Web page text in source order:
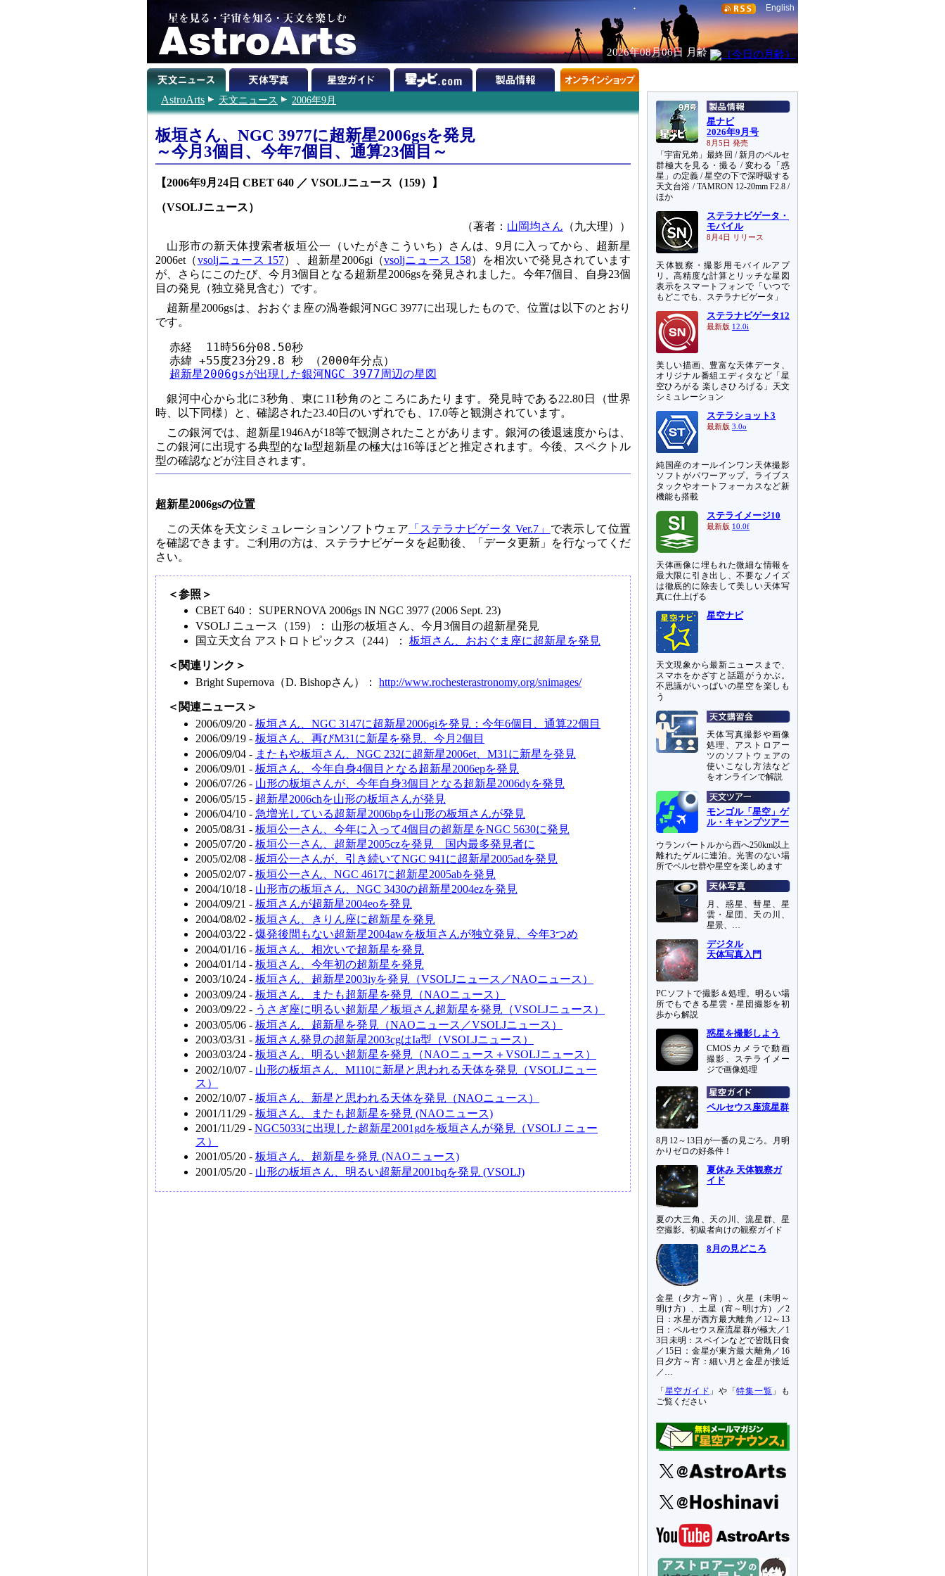
English
2026年08月06日 月齢
AstroArts 天文ニュース 2006年9月
板垣さん、NGC 3977に超新星2006gsを発見
～今月3個目、今年7個目、通算23個目～
【2006年9月24日 CBET 640 ／ VSOLJニュース（159）】
（VSOLJニュース）
（著者： 山岡均さん （九大理））
山形市の新天体捜索者板垣公一（いたがきこういち）さんは、9月に入ってから、超新星
2006et（vsoljニュース 157）、超新星2006gi（vsoljニュース 158）を相次いで発見されています
が、さらにこのたび、今月3個目となる超新星2006gsを発見されました。今年7個目、自身23個
目の発見（独立発見含む）です。
超新星2006gsは、おおぐま座の渦巻銀河NGC 3977に出現したもので、位置は以下のとおり
です。
  赤経  11時56分08.50秒
  赤緯 +55度23分29.8 秒 （2000年分点）
超新星2006gsが出現した銀河NGC 3977周辺の星図
銀河中心から北に3秒角、東に11秒角のところにあたります。発見時である22.80日（世界
時、以下同様）と、確認された23.40日のいずれでも、17.0等と観測されています。
この銀河では、超新星1946Aが18等で観測されたことがあります。銀河の後退速度からは、
この銀河に出現する典型的なIa型超新星の極大は16等ほどと推定されます。今後、スペクトル
型の確認などが注目されます。
超新星2006gsの位置
この天体を天文シミュレーションソフトウェア 「ステラナビゲータ Ver.7」 で表示して位置
を確認できます。ご利用の方は、ステラナビゲータを起動後、「データ更新」を行なってくだ
さい。
＜参照＞
CBET 640： SUPERNOVA 2006gs IN NGC 3977 (2006 Sept. 23)
VSOLJ ニュース（159）： 山形の板垣さん、今月3個目の超新星発見
国立天文台 アストロトピックス（244）： 板垣さん、おおぐま座に超新星を発見
＜関連リンク＞
Bright Supernova（D. Bishopさん）： http://www.rochesterastronomy.org/snimages/
＜関連ニュース＞
2006/09/20 - 板垣さん、NGC 3147に超新星2006giを発見：今年6個目、通算22個目
2006/09/19 - 板垣さん、再びM31に新星を発見、今月2個目
2006/09/04 - またもや板垣さん、NGC 232に超新星2006et、M31に新星を発見
2006/09/01 - 板垣さん、今年自身4個目となる超新星2006epを発見
2006/07/26 - 山形の板垣さんが、今年自身3個目となる超新星2006dyを発見
2006/05/15 - 超新星2006chを山形の板垣さんが発見
2006/04/10 - 急増光している超新星2006bpを山形の板垣さんが発見
2005/08/31 - 板垣公一さん、今年に入って4個目の超新星をNGC 5630に発見
2005/07/20 - 板垣公一さん、超新星2005czを発見 国内最多発見者に
2005/02/08 - 板垣公一さんが、引き続いてNGC 941に超新星2005adを発見
2005/02/07 - 板垣公一さん、NGC 4617に超新星2005abを発見
2004/10/18 - 山形市の板垣さん、NGC 3430の超新星2004ezを発見
2004/09/21 - 板垣さんが超新星2004eoを発見
2004/08/02 - 板垣さん、きりん座に超新星を発見
2004/03/22 - 爆発後間もない超新星2004awを板垣さんが独立発見、今年3つめ
2004/01/16 - 板垣さん、相次いで超新星を発見
2004/01/14 - 板垣さん、今年初の超新星を発見
2003/10/24 - 板垣さん、超新星2003iyを発見（VSOLJニュース／NAOニュース）
2003/09/24 - 板垣さん、またも超新星を発見（NAOニュース）
2003/09/22 - うさぎ座に明るい超新星／板垣さん超新星を発見（VSOLJニュース）
2003/05/06 - 板垣さん、超新星を発見（NAOニュース／VSOLJニュース）
2003/03/31 - 板垣さん発見の超新星2003cgはIa型（VSOLJニュース）
2003/03/24 - 板垣さん、明るい超新星を発見（NAOニュース＋VSOLJニュース）
2002/10/07 - 山形の板垣さん、M110に新星と思われる天体を発見（VSOLJニュー
ス）
2002/10/07 - 板垣さん、新星と思われる天体を発見（NAOニュース）
2001/11/29 - 板垣さん、またも超新星を発見 (NAOニュース)
2001/11/29 - NGC5033に出現した超新星2001gdを板垣さんが発見（VSOLJ ニュー
ス）
2001/05/20 - 板垣さん、超新星を発見 (NAOニュース)
2001/05/20 - 山形の板垣さん、明るい超新星2001bqを発見 (VSOLJ)
星ナビ
2026年9月号
8月5日 発売
「宇宙兄弟」最終回 / 新月のペルセ
群極大を見る・撮る / 変わる「惑
星」の定義 / 星空の下で深呼吸する
天文台浴 / TAMRON 12-20mm F2.8 /
ほか
ステラナビゲータ・
モバイル
8月4日 リリース
天体観察・撮影用モバイルアプ
リ。高精度な計算とリッチな星図
表示をスマートフォンで「いつで
もどこでも、ステラナビゲータ」
ステラナビゲータ12
最新版 12.0i
美しい描画、豊富な天体データ、
オリジナル番組エディタなど「星
空ひろがる 楽しさひろげる」天文
シミュレーション
ステラショット3
最新版 3.0o
純国産のオールインワン天体撮影
ソフトがパワーアップ。ライブス
タックやオートフォーカスなど新
機能も搭載
ステライメージ10
最新版 10.0f
天体画像に埋もれた微細な情報を
最大限に引き出し、不要なノイズ
は徹底的に除去して美しい天体写
真に仕上げる
星空ナビ
天文現象から最新ニュースまで、
スマホをかざすと話題がうかぶ。
不思議がいっぱいの星空を楽しも
う
天体写真撮影や画像
処理、アストロアー
ツのソフトウェアの
使いこなし方法など
をオンラインで解説
モンゴル「星空」ゲ
ル・キャンプツアー
ウランバートルから西へ250km以上
離れたゲルに連泊。光害のない場
所でペルセ群や星空を楽しめます
月、惑星、彗星、星
雲・星団、天の川、
星景、…
デジタル
天体写真入門
PCソフトで撮影＆処理。明るい場
所でもできる星雲・星団撮影を初
歩から解説
惑星を撮影しよう
CMOSカメラで動画
撮影、ステライメー
ジで画像処理
ペルセウス座流星群
8月12～13日が一番の見ごろ。月明
かりゼロの好条件！
夏休み 天体観察ガ
イド
夏の大三角、天の川、流星群、星
空撮影。初級者向けの観察ガイド
8月の見どころ
金星（夕方～宵）、火星（未明～
明け方）、土星（宵～明け方）／2
日：水星が西方最大離角／12～13
日：ペルセウス座流星群が極大／1
3日未明：スペインなどで皆既日食
／15日：金星が東方最大離角／16
日夕方～宵：細い月と金星が接近
／…
「 星空ガイド 」や「特集一覧 」も
ご覧ください